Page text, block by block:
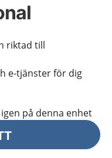
riktad till
e-tjänster för dig
på denna enhet